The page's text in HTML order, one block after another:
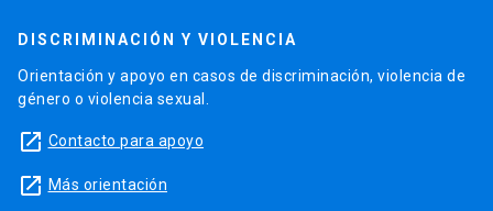
DISCRIMINACIÓN Y VIOLENCIA
Orientación y apoyo en casos de discriminación, violencia de
género o violencia sexual.
launch Contacto para apoyo
launch Más orientación